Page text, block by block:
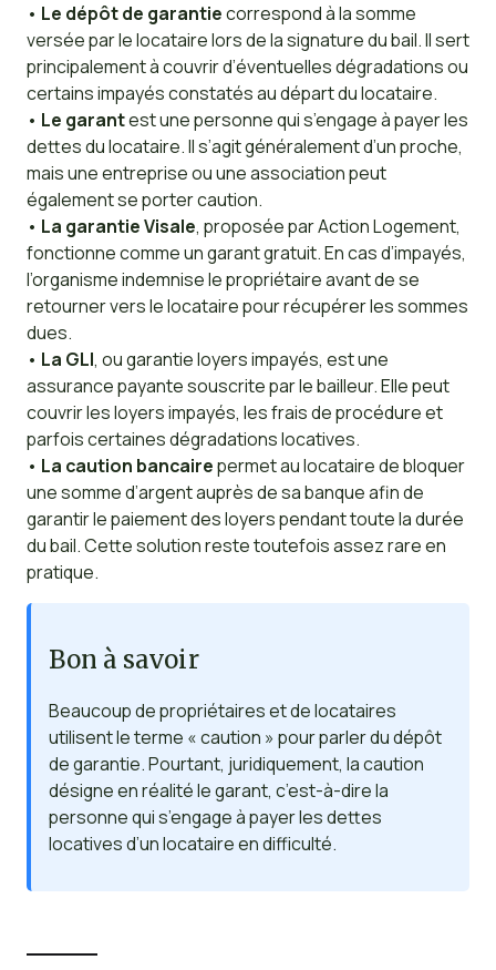
• Le dépôt de garantiecorrespond à la somme
versée par le locataire lors de la signature du bail. Il sert
principalement à couvrir d’éventuelles dégradations ou
certains impayés constatés au départ du locataire.
• Le garantest une personne qui s’engage à payer les
dettes du locataire. Il s’agit généralement d’un proche,
mais une entreprise ou une association peut
également se porter caution.
• La garantie Visale, proposée par Action Logement,
fonctionne comme un garant gratuit. En cas d’impayés,
l’organisme indemnise le propriétaire avant de se
retourner vers le locataire pour récupérer les sommes
dues.
• La GLI, ou garantie loyers impayés, est une
assurance payante souscrite par le bailleur. Elle peut
couvrir les loyers impayés, les frais de procédure et
parfois certaines dégradations locatives.
• La caution bancairepermet au locataire de bloquer
une somme d’argent auprès de sa banque afin de
garantir le paiement des loyers pendant toute la durée
du bail. Cette solution reste toutefois assez rare en
pratique.
Bon à savoir
Beaucoup de propriétaires et de locataires
utilisent le terme « caution » pour parler du dépôt
de garantie. Pourtant, juridiquement, la caution
désigne en réalité le garant, c’est-à-dire la
personne qui s’engage à payer les dettes
locatives d’un locataire en difficulté.